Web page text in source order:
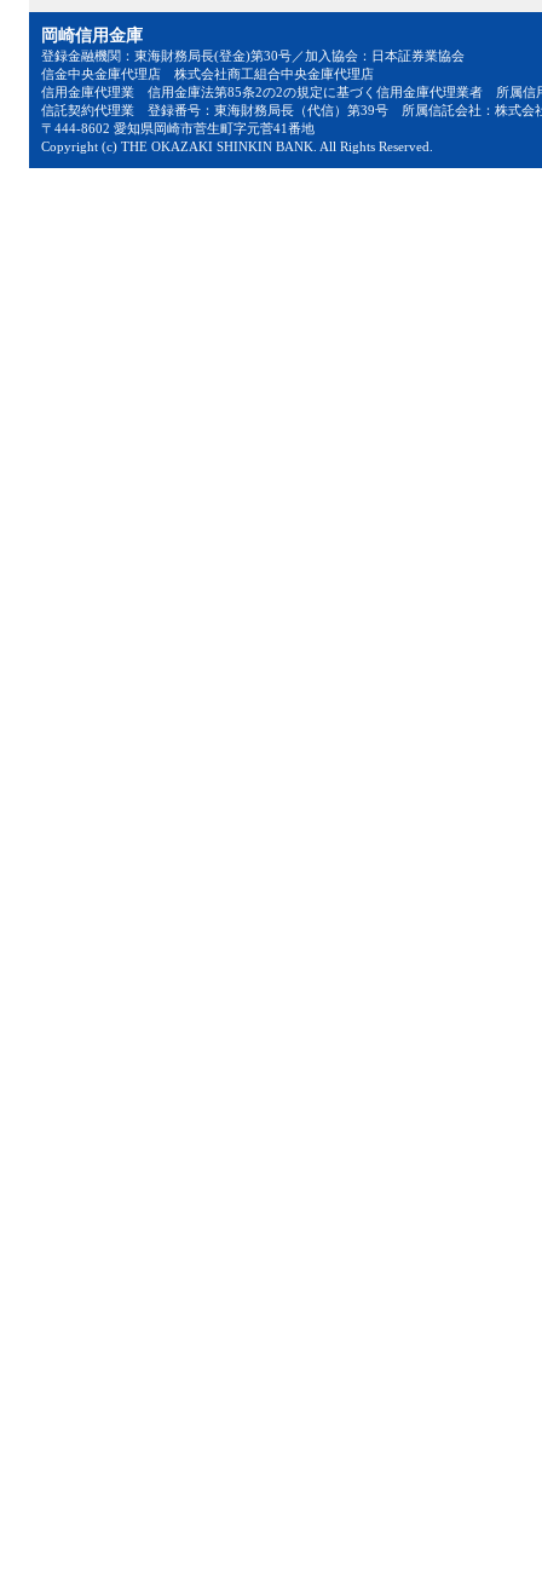
岡崎信用金庫
登録金融機関：東海財務局長(登金)第30号／加入協会：日本証券業協会
信金中央金庫代理店 株式会社商工組合中央金庫代理店
信用金庫代理業 信用金庫法第85条2の2の規定に基づく信用金庫代理業者 所属信
信託契約代理業 登録番号：東海財務局長（代信）第39号 所属信託会社：株式会
〒444-8602 愛知県岡崎市菅生町字元菅41番地
Copyright (c) THE OKAZAKI SHINKIN BANK. All Rights Reserved.